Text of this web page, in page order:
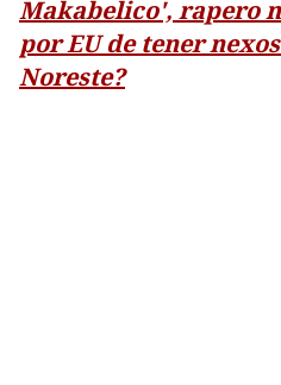
Makabelico', rapero
por EU de tener
Noreste?